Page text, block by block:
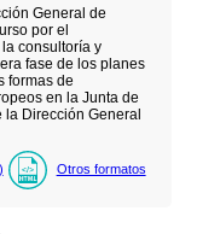
General de
por el
consultoría y
fase de los planes
formas de
en la Junta de
Dirección General
Otros formatos